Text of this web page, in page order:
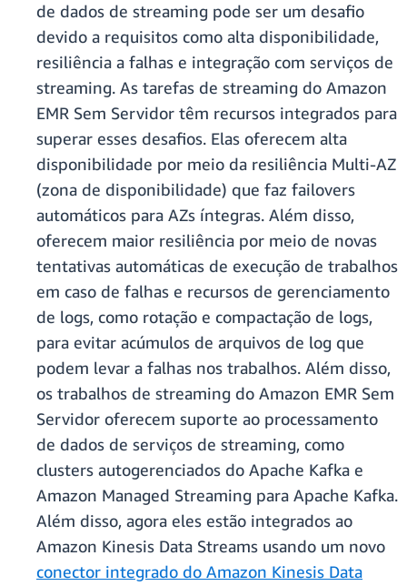
de dados de streaming pode ser um desafio
devido a requisitos como alta disponibilidade,
resiliência a falhas e integração com serviços de
streaming. As tarefas de streaming do Amazon
EMR Sem Servidor têm recursos integrados para
superar esses desafios. Elas oferecem alta
disponibilidade por meio da resiliência Multi-AZ
(zona de disponibilidade) que faz failovers
automáticos para AZs íntegras. Além disso,
oferecem maior resiliência por meio de novas
tentativas automáticas de execução de trabalhos
em caso de falhas e recursos de gerenciamento
de logs, como rotação e compactação de logs,
para evitar acúmulos de arquivos de log que
podem levar a falhas nos trabalhos. Além disso,
os trabalhos de streaming do Amazon EMR Sem
Servidor oferecem suporte ao processamento
de dados de serviços de streaming, como
clusters autogerenciados do Apache Kafka e
Amazon Managed Streaming para Apache Kafka.
Além disso, agora eles estão integrados ao
Amazon Kinesis Data Streams usando um novo
conector integrado do Amazon Kinesis Data